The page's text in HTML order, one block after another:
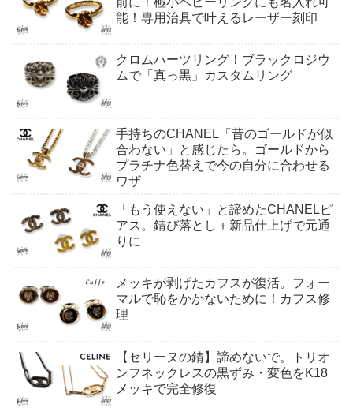
能！専用治具で叶えるレーザー刻印
クロムハーツリング！ブラックロジウ
ムで「真っ黒」カスタムリング
手持ちのCHANEL「昔のゴールドが似
合わない」と感じたら。ゴールドから
プラチナ色替えで今の自分に合わせる
ワザ
「もう使えない」と諦めたCHANELピ
アス。錆び落とし＋新品仕上げで元通
りに
メッキが剥げたカフスが復活。フォー
マルで恥をかかないために！カフス修
理
【セリーヌの錆】諦めないで。トリオ
ンフネックレスの黒ずみ・変色をK18
メッキで完全修復